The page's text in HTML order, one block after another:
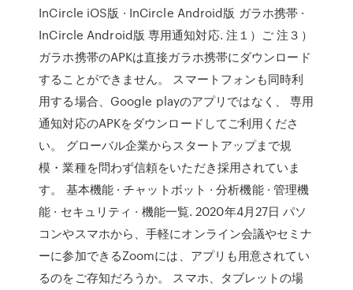
InCircle iOS版 · InCircle Android版 ガラホ携帯 ·
InCircle Android版 専用通知対応. 注１）ご 注３）
ガラホ携帯のAPKは直接ガラホ携帯にダウンロード
することができません。 スマートフォンも同時利
用する場合、Google playのアプリではなく、 専用
通知対応のAPKをダウンロードしてご利用くださ
い。 グローバル企業からスタートアップまで規
模・業種を問わず信頼をいただき採用されていま
す。 基本機能 · チャットボット · 分析機能 · 管理機
能 · セキュリティ · 機能一覧. 2020年4月27日 パソ
コンやスマホから、手軽にオンライン会議やセミナ
ーに参加できるZoomには、アプリも用意されてい
るのをご存知だろうか。 スマホ、タブレットの場